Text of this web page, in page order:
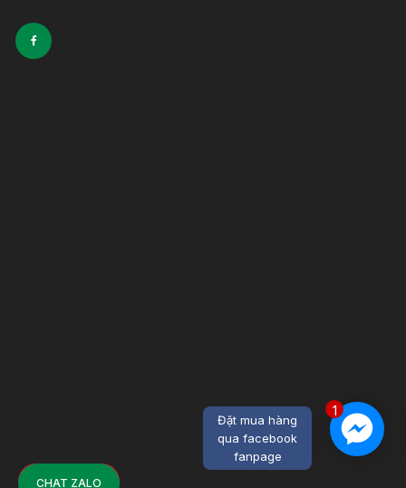
1
Đặt mua hàng
qua facebook
fanpage
CHAT ZALO